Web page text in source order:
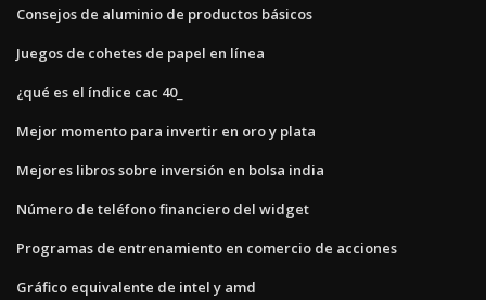
Consejos de aluminio de productos básicos
Juegos de cohetes de papel en línea
¿qué es el índice cac 40_
Mejor momento para invertir en oro y plata
Mejores libros sobre inversión en bolsa india
Número de teléfono financiero del widget
Programas de entrenamiento en comercio de acciones
Gráfico equivalente de intel y amd